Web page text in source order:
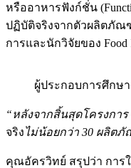
หรืออาหารฟังก์ชั่น
ปฏิบัติจริงจากตัวผลิตภัณ
การและนักวิจัยของ Food
ผู้ประกอบการศึกษา
“หลังจากสิ้นสุดโครงกา
จริงไม่น้อยกว่า 30 ผลิต
คุณอัครวิทย์ สรุปว่า การ